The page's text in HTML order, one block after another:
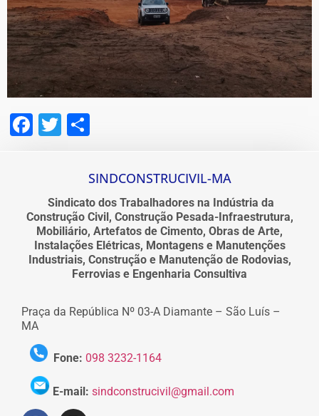
Facebook
Twitter
SINDCONSTRUCIVIL-MA
Sindicato dos Trabalhadores na Indústria da
Construção Civil, Construção Pesada-Infraestrutura,
Mobiliário, Artefatos de Cimento, Obras de Arte,
Instalações Elétricas, Montagens e Manutenções
Industriais, Construção e Manutenção de Rodovias,
Ferrovias e Engenharia Consultiva
Praça da República Nº 03-A Diamante – São Luís –
MA
Fone: 098 3232-1164
E-mail: sindconstrucivil@gmail.com